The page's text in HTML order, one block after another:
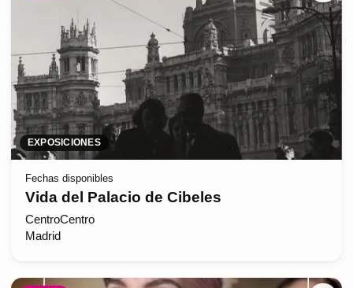
EXPOSICIONES
Fechas disponibles
Vida del Palacio de Cibeles
CentroCentro
Madrid